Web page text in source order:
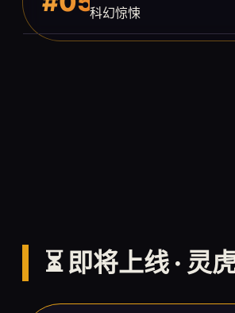
科幻惊悚
⏳ 即将上线 · 灵